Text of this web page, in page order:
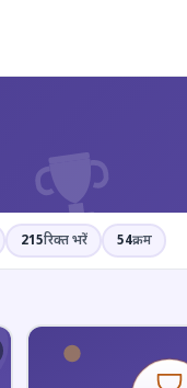
215रिक्त भरें 54क्रम